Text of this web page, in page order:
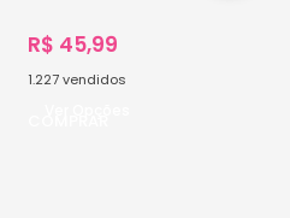
R$ 45,99
1.227vendidos